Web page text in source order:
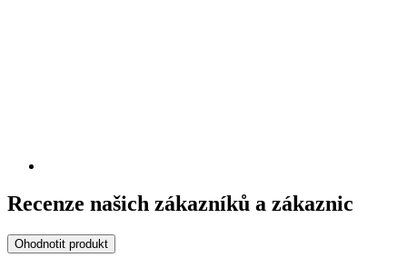
Recenze našich zákazníků a zákaznic
Ohodnotit produkt